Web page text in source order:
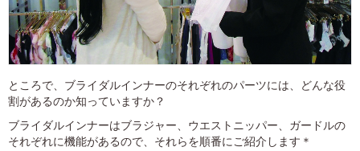
ところで、ブライダルインナーのそれぞれのパーツには、どんな役
割があるのか知っていますか？
ブライダルインナーはブラジャー、ウエストニッパー、ガードルの
それぞれに機能があるので、それらを順番にご紹介します＊